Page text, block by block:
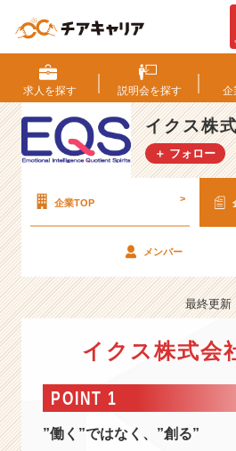
ク
ス
株
式
会
社
の
報
1
年
成
求人を探す 説明会を探す 企
イクス株
＋ フォロー
企業TOP >
メンバー
最終更新
イクス株式会
POINT 1
”働く”ではなく、”創る”